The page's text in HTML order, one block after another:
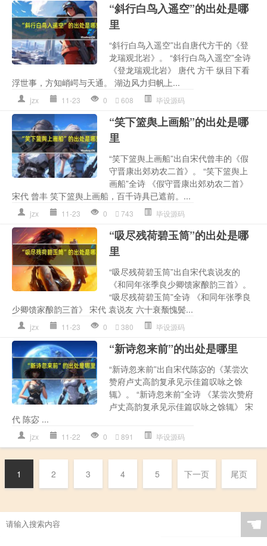
“斜行白鸟入遥空”的出处是哪
里
“斜行白鸟入遥空”出自唐代方干的《登
龙瑞观北岩》。 “斜行白鸟入遥空”全诗
《登龙瑞观北岩》 唐代 方干 纵目下看
浮世事，方知峭崿与天通。 湖边风力归帆上...
jzx 11-23 0 608 毕设源码
“笑下篮舆上画船”的出处是哪
里
“笑下篮舆上画船”出自宋代曾丰的《假
守晋康出郊劝农二首》。 “笑下篮舆上
画船”全诗 《假守晋康出郊劝农二首》
宋代 曾丰 笑下篮舆上画船，百千诗具已遮前。...
jzx 11-23 0 743 毕设源码
“吸尽残荷碧玉筒”的出处是哪
里
“吸尽残荷碧玉筒”出自宋代袁说友的
《和同年张季良少卿馈家酿韵三首》。
“吸尽残荷碧玉筒”全诗 《和同年张季良
少卿馈家酿韵三首》 宋代 袁说友 六十衰颓愧鬓...
jzx 11-23 0 380 毕设源码
“新诗忽来前”的出处是哪里
“新诗忽来前”出自宋代陈宓的《某尝次
赞府卢丈高韵复承见示佳篇叹咏之馀
辄》。 “新诗忽来前”全诗 《某尝次赞府
卢丈高韵复承见示佳篇叹咏之馀辄》 宋
代 陈宓 ...
jzx 11-22 0 891 毕设源码
1 2 3 4 5 下一页 尾页
☚